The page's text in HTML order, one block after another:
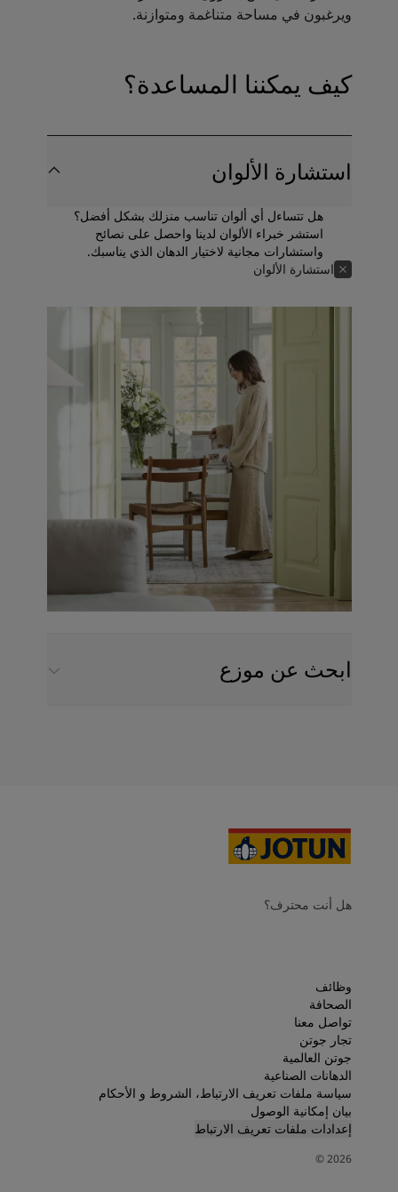
ويرغبون في مساحة متناغمة ومتوازنة.
كيف يمكننا المساعدة؟
استشارة الألوان
هل تتساءل أي ألوان تناسب منزلك بشكل أفضل؟
استشر خبراء الألوان لدينا واحصل على نصائح
واستشارات مجانية لاختيار الدهان الذي يناسبك.
استشارة الألوان
ابحث عن موزع
هل أنت محترف؟
وظائف
الصحافة
تواصل معنا
تجار جوتن
جوتن العالمية
الدهانات الصناعية
سياسة ملفات تعريف الارتباط، الشروط و الأحكام
بيان إمكانية الوصول
إعدادات ملفات تعريف الارتباط
2026
©